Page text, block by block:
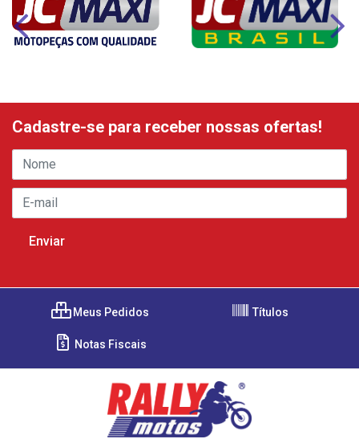
Cadastre-se para receber nossas ofertas!
Meus Pedidos Títulos
Notas Fiscais